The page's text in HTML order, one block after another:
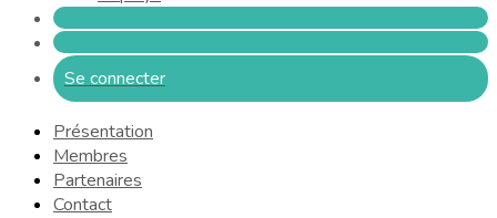
Se connecter
Présentation
Membres
Partenaires
Contact